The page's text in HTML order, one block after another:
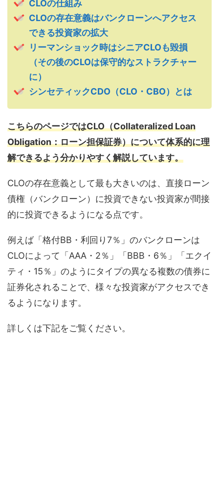
CLOの仕組み
CLOの存在意義はバンクローンへアクセス
できる投資家の拡大
リーマンショック時はシニアCLOも毀損
（その後のCLOは保守的なストラクチャー
に）
シンセティックCDO（CLO・CBO）とは
こちらのページではCLO（Collateralized Loan
Obligation：ローン担保証券）について体系的に理
解できるよう分かりやすく解説しています。
CLOの存在意義として最も大きいのは、直接ローン
債権（バンクローン）に投資できない投資家が間接
的に投資できるようになる点です。
例えば「格付BB・利回り7％」のバンクローンは
CLOによって「AAA・2％」「BBB・6％」「エクイ
ティ・15％」のようにタイプの異なる複数の債券に
証券化されることで、様々な投資家がアクセスでき
るようになります。
詳しくは下記をご覧ください。